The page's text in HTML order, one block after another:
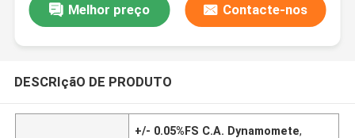
Melhor preço Contacte-nos
DESCRIçãO DE PRODUTO
+/- 0.05%FS C.A. Dynamomete,